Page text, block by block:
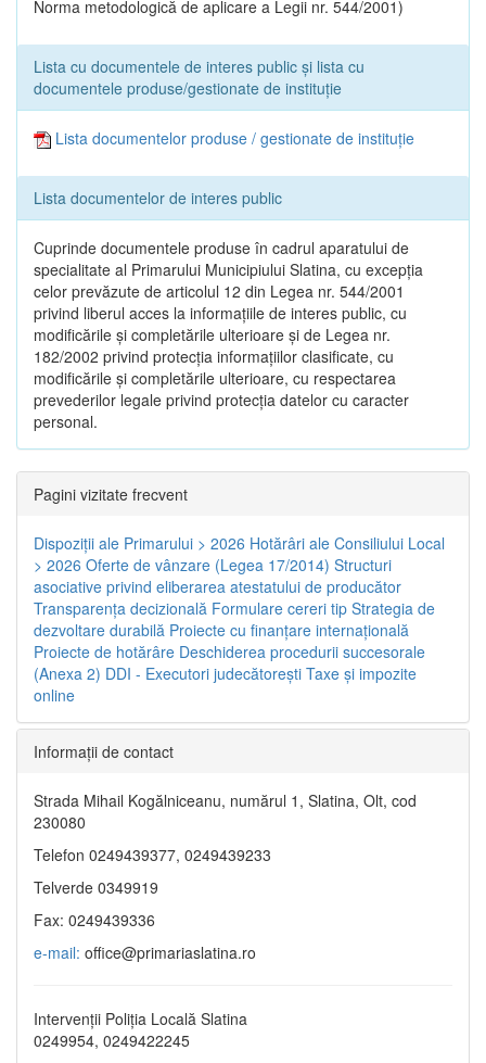
Norma metodologică de aplicare a Legii nr. 544/2001)
Lista cu documentele de interes public și lista cu
documentele produse/gestionate de instituție
Lista documentelor produse / gestionate de instituție
Lista documentelor de interes public
Cuprinde documentele produse în cadrul aparatului de
specialitate al Primarului Municipiului Slatina, cu excepția
celor prevăzute de articolul 12 din Legea nr. 544/2001
privind liberul acces la informațiile de interes public, cu
modificările și completările ulterioare și de Legea nr.
182/2002 privind protecția informațiilor clasificate, cu
modificările și completările ulterioare, cu respectarea
prevederilor legale privind protecția datelor cu caracter
personal.
Pagini vizitate frecvent
Dispoziţii ale Primarului > 2026 Hotărâri ale Consiliului Local
> 2026 Oferte de vânzare (Legea 17/2014) Structuri
asociative privind eliberarea atestatului de producător
Transparenţa decizională Formulare cereri tip Strategia de
dezvoltare durabilă Proiecte cu finanţare internaţională
Proiecte de hotărâre Deschiderea procedurii succesorale
(Anexa 2) DDI - Executori judecătorești Taxe şi impozite
online
Informaţii de contact
Strada Mihail Kogălniceanu, numărul 1, Slatina, Olt, cod
230080
Telefon 0249439377, 0249439233
Telverde 0349919
Fax: 0249439336
e-mail: office@primariaslatina.ro
Intervenții Poliția Locală Slatina
0249954, 0249422245